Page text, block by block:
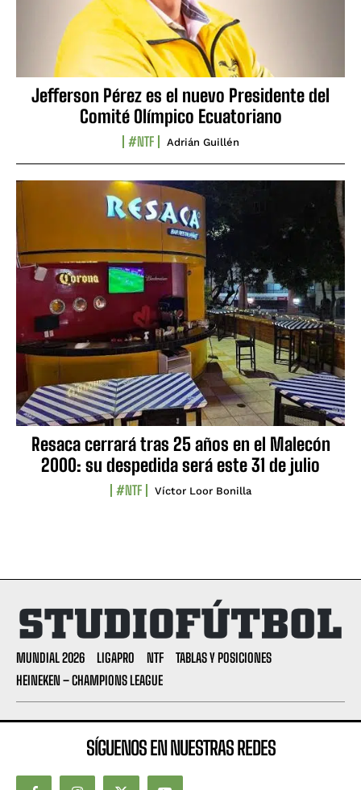
Jefferson Pérez es el nuevo Presidente del
Comité Olímpico Ecuatoriano
#NTF Adrián Guillén
Resaca cerrará tras 25 años en el Malecón
2000: su despedida será este 31 de julio
#NTF Víctor Loor Bonilla
MUNDIAL 2026 LIGAPRO NTF
TABLAS Y POSICIONES
HEINEKEN – CHAMPIONS LEAGUE
SÍGUENOS EN NUESTRAS REDES